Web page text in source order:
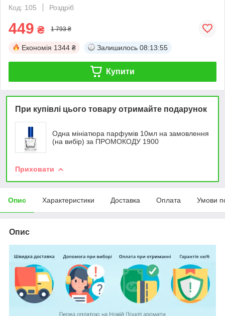
Код: 105
Роздріб
449 ₴ 1 793 ₴
Економія 1344 ₴ Залишилось 08:13:55
Купити
При купівлі цього товару отримайте подарунок
Одна мініатюра парфумів 10мл на замовлення
(на вибір) за ПРОМОКОДУ 1900
Приховати
Опис Характеристики Доставка Оплата Умови
Опис